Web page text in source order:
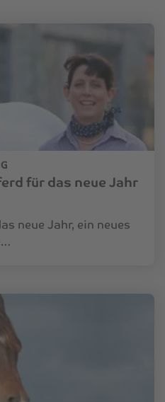
für das neue Jahr
neue Jahr, ein neues